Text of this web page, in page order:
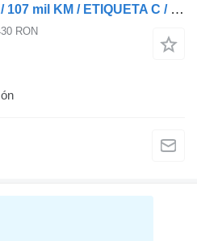
Ford TRANSIT COURIER/ 107 mil KM / ETIQUETA C / 3101KMY
RON